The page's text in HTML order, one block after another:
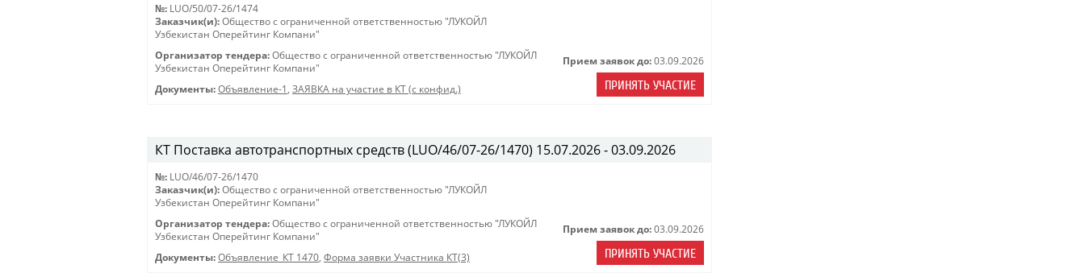
№: LUO/50/07-26/1474
Заказчик(и): Общество с ограниченной ответственностью "ЛУКОЙЛ
Узбекистан Оперейтинг Компани"
Организатор тендера: Общество с ограниченной ответственностью "ЛУКОЙЛ
Узбекистан Оперейтинг Компани"
Документы: Объявление-1 , ЗАЯВКА на участие в КТ (с конфид.)
Прием заявок до: 03.09.2026
ПРИНЯТЬ УЧАСТИЕ
КТ Поставка автотранспортных средств (LUO/46/07-26/1470) 15.07.2026 - 03.09.2026
№: LUO/46/07-26/1470
Заказчик(и): Общество с ограниченной ответственностью "ЛУКОЙЛ
Узбекистан Оперейтинг Компани"
Организатор тендера: Общество с ограниченной ответственностью "ЛУКОЙЛ
Узбекистан Оперейтинг Компани"
Документы: Объявление_КТ 1470, Форма заявки Участника КТ(3)
Прием заявок до: 03.09.2026
ПРИНЯТЬ УЧАСТИЕ